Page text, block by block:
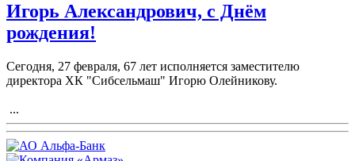
Игорь Александрович, с Днём
рождения!
Сегодня, 27 февраля, 67 лет исполняется заместителю
директора ХК "Сибсельмаш" Игорю Олейникову.
...